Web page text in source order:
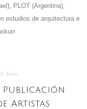
PLOT (Argentina),
estudios de arquitectura e
foco
Publicación
Artistas